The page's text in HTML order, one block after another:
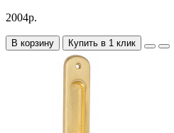
2004р.
В корзину Купить в 1 клик